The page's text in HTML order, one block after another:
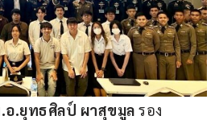
อ.ยุทธศิลป์ ผาสุขมูล รอง